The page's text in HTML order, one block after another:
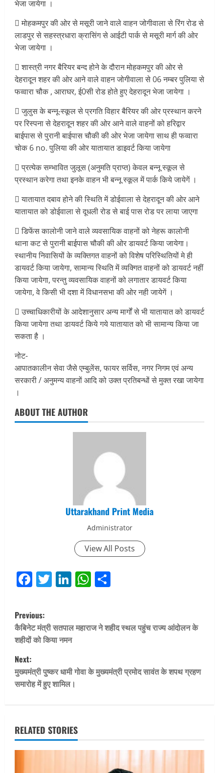
भेजा जायेगा ।
 मोहकमपुर की ओर से मसूरी जाने वाले वाहन जोगीवाला से रिंग रोड से
लाडपुर से सहस्त्रधारा क्रासिंग से आईटी पार्क से मसूरी मार्ग की ओर
भेजा जायेगा ।
 शास्त्री नगर बैरियर बन्द होने के दौरान मोहकमपुर की ओर से
देहरादून शहर की ओर आने वाले वाहन जोगीवाला से 06 नम्बर पुलिया से
फव्वारा चौक , आराघर, ई0सी रोड होते हुए देहरादून भेजा जायेगा ।
 जुलुस के बन्नू-स्कूल से प्रगति विहार बैरियर की ओर प्रस्थान करने
पर रिस्पना से देहरादून शहर की ओर आने वाले वाहनों को हरिद्वार
बाईपास से पुरानी बाईपास चौकी की ओर भेजा जायेगा साथ ही फव्वारा
चोक 6 no. पुलिया की ओर यातायात डाइवर्ट किया जायेगा
 प्रत्येक सम्भावित जुलूस (अनुमति प्राप्त) केवल बन्नू स्कूल से
प्रस्थान करेगा तथा इनके वाहन भी बन्नू स्कूल में पार्क किये जायेगें ।
 यातायात दबाव होने की स्थिति में डोईवाला से देहरादून की ओर आने
यातायात को डोईवाला से दूधली रोड से बाई पास रोड पर लाया जाएगा
 डिफेंस कालोनी जाने वाले व्यवसायिक वाहनों को नेहरू कालोनी
थाना कट से पुरानी बाईपास चौकी की ओर डायवर्ट किया जायेगा।
स्थानीय निवासियों के व्यक्तिगत वाहनों को विशेष परिस्थितियों मे ही
डायवर्ट किया जायेगा, सामान्य स्थिति में व्यक्गित वाहनों को डायवर्ट नहीं
किया जायेगा, परन्तु व्यवसायिक वाहनों को लगातार डायवर्ट किया
जायेगा, वे किसी भी दशा में विधानसभा की ओर नही जायेगें ।
 उच्चाधिकारीयों के आदेशानुसार अन्य मार्गों से भी यातायात को डायवर्ट
किया जायेगा तथा डायवर्ट किये गये यातायात को भी सामान्य किया जा
सकता है ।
नोट-
आपातकालीन सेवा जैसे एम्बुलेंस, फायर सर्विस, नगर निगम एवं अन्य
सरकारी / अनुमन्य वाहनों आदि को उक्त प्रतिबन्धों से मुक्त रखा जायेगा
।
ABOUT THE AUTHOR
Uttarakhand Print Media
Administrator
View All Posts
Facebook
Twitter
LinkedIn
WhatsApp
P
o
s
t
n
v
i
Previous:
कैबिनेट मंत्री सतपाल महाराज ने शहीद स्थल पहुंच राज्य आंदोलन के
शहीदों को किया नमन
Next:
मुख्यमंत्री पुष्कर धामी गोवा के मुख्यमंत्री प्रमोद सावंत के शपथ ग्रहण
समारोह में हुए शामिल।
RELATED STORIES